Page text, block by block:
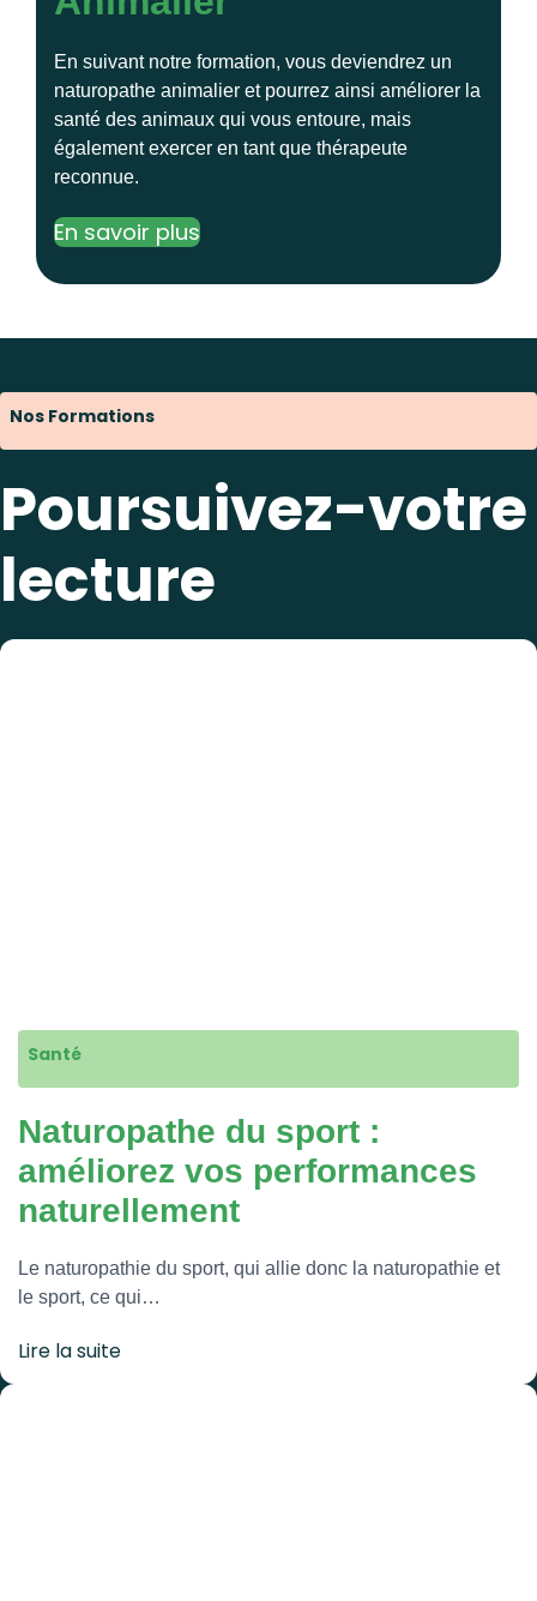
En suivant notre formation, vous deviendrez un
naturopathe animalier et pourrez ainsi améliorer la
santé des animaux qui vous entoure, mais
également exercer en tant que thérapeute
reconnue.
En savoir plus
Nos Formations
Poursuivez-votre
lecture
Santé
Naturopathe du sport :
améliorez vos performances
naturellement
Le naturopathie du sport, qui allie donc la naturopathie et
le sport, ce qui…
Lire la suite